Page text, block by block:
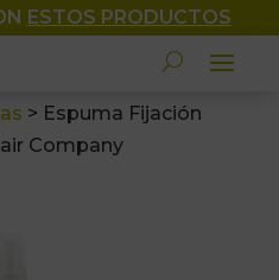
ESTOS PRODUCTOS
> Espuma Fijación
Company